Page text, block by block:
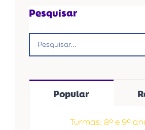
Pesquisar
resultados
Popular
Turmas: 8º e 9º